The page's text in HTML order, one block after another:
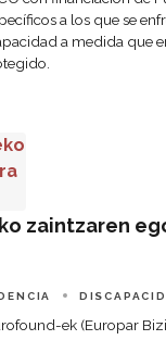
a los que se
a medida que
zaintzaren
ek (Europar
egoera